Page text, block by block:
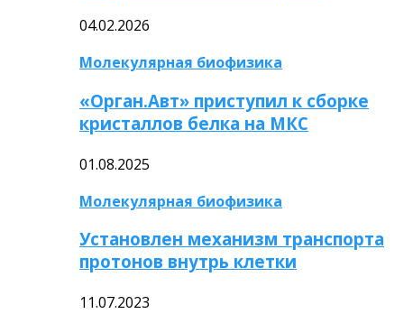
04.02.2026
Молекулярная биофизика
«Орган.Авт» приступил к сборке
кристаллов белка на МКС
01.08.2025
Молекулярная биофизика
Установлен механизм транспорта
протонов внутрь клетки
11.07.2023